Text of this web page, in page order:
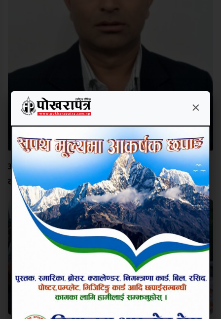
अक्षर चिनेको विद्यालयको भविष्य उज्यालो बनाउन नेतृत्वमा
दीपक कार्की
×